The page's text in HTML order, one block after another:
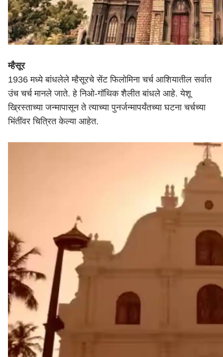
म्हैसूर
1936 मध्ये बांधलेले म्हैसूरचे सेंट फिलोमिना चर्च आशियातील सर्वात
उंच चर्च मानले जाते. हे निओ-गॉथिक शैलीत बांधले आहे. येशू
ख्रिस्ताच्या जन्मापासून ते त्याच्या पुनर्जन्मापर्यंतच्या घटना चर्चच्या
भिंतींवर चित्रित केल्या आहेत.